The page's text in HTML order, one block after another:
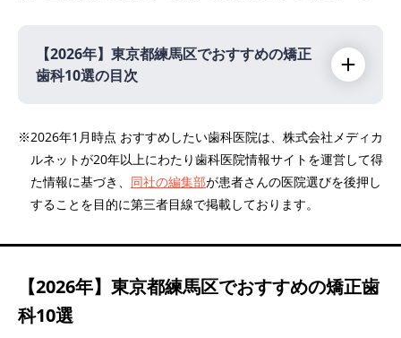
【2026年】 東京都練馬区でおすすめの矯正
歯科10選の目次
とうき歯科医院
医療法人社団泰友会 よしかわ矯正歯科
みなみ歯科大泉学園
アベニュー歯科クリニック大泉学園
※2026年1月時点 おすすめしたい歯科医院は、株式会社メディカ
ルネットが20年以上にわたり歯科医院情報サイトを運営して得
た情報に基づき、 同社の編集部が患者さんの医院選びを後押し
することを目的に第三者目線で掲載しております。
【2026年】 東京都練馬区でおすすめの矯正歯
科10選